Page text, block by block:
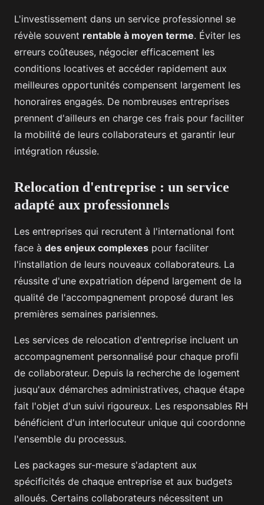
L'investissement dans un service professionnel se
révèle souvent rentable à moyen terme. Éviter les
erreurs coûteuses, négocier efficacement les
conditions locatives et accéder rapidement aux
meilleures opportunités compensent largement les
honoraires engagés. De nombreuses entreprises
prennent d'ailleurs en charge ces frais pour faciliter
la mobilité de leurs collaborateurs et garantir leur
intégration réussie.
Relocation d'entreprise : un service
adapté aux professionnels
Les entreprises qui recrutent à l'international font
face à des enjeux complexes pour faciliter
l'installation de leurs nouveaux collaborateurs. La
réussite d'une expatriation dépend largement de la
qualité de l'accompagnement proposé durant les
premières semaines parisiennes.
Les services de relocation d'entreprise incluent un
accompagnement personnalisé pour chaque profil
de collaborateur. Depuis la recherche de logement
jusqu'aux démarches administratives, chaque étape
fait l'objet d'un suivi rigoureux. Les responsables RH
bénéficient d'un interlocuteur unique qui coordonne
l'ensemble du processus.
Les packages sur-mesure s'adaptent aux
spécificités de chaque entreprise et aux budgets
alloués. Certains collaborateurs nécessitent un